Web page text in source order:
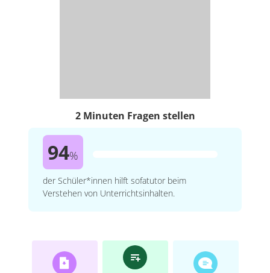
2 Minuten Fragen stellen
94%
der Schüler*innen hilft sofatutor beim
Verstehen von Unterrichtsinhalten.